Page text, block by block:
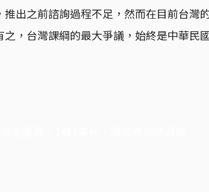
出之前諮詢過程不足，然而在目前台灣
，台灣課綱的最大爭議，始終是中華民